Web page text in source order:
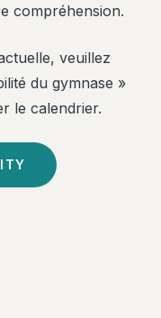
compréhension.
veuillez
du gymnase »
le calendrier.